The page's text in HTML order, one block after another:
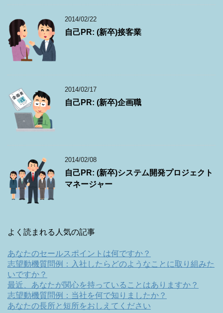
2014/02/22
自己PR: (新卒)接客業
2014/02/17
自己PR: (新卒)企画職
2014/02/08
自己PR: (新卒)システム開発プロジェクト
マネージャー
よく読まれる人気の記事
あなたのセールスポイントは何ですか？
志望動機質問例：入社したらどのようなことに取り組みた
いですか？
最近、あなたが関心を持っていることはありますか？
志望動機質問例：当社を何で知りましたか？
あなたの長所と短所をおしえてください